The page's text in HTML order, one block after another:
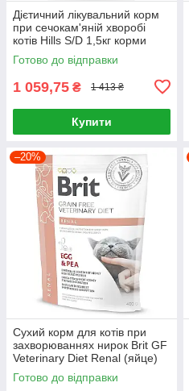
Дієтичний лікувальний корм
при сечокам'яній хворобі
котів Hills S/D 1,5кг корми
Хіллс від ожиріння котів
Готово до відправки
1 059,75 ₴ 1 413 ₴
Купити
–20%
Сухий корм для котів при
захворюваннях нирок Brit GF
Veterinary Diet Renal (яйце)
400 г
Готово до відправки